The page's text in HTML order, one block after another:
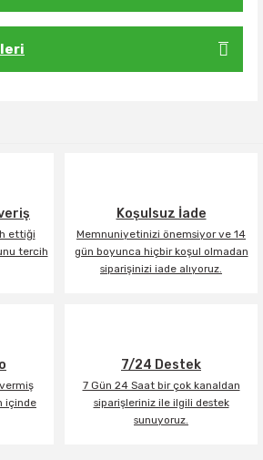
ettiği
tercih
Koşulsuz İade
Memnuniyetinizi önemsiyor ve 14
gün boyunca hiçbir koşul olmadan
siparişinizi iade alıyoruz.
içinde
7/24 Destek
7 Gün 24 Saat bir çok kanaldan
siparişleriniz ile ilgili destek
sunuyoruz.